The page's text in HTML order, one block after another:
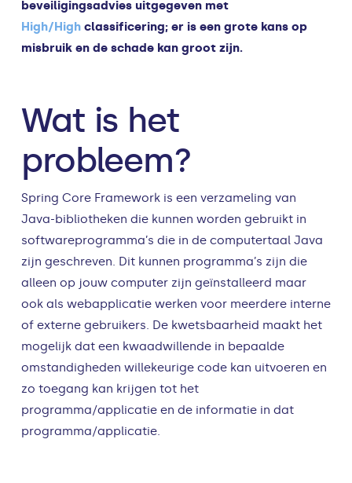
beveiligingsadvies uitgegeven met
High/Highclassificering; er is een grote kans op
misbruik en de schade kan groot zijn.
Wat is het
probleem?
Spring Core Framework is een verzameling van
Java-bibliotheken die kunnen worden gebruikt in
softwareprogramma’s die in de computertaal Java
zijn geschreven. Dit kunnen programma’s zijn die
alleen op jouw computer zijn geïnstalleerd maar
ook als webapplicatie werken voor meerdere interne
of externe gebruikers. De kwetsbaarheid maakt het
mogelijk dat een kwaadwillende in bepaalde
omstandigheden willekeurige code kan uitvoeren en
zo toegang kan krijgen tot het
programma/applicatie en de informatie in dat
programma/applicatie.